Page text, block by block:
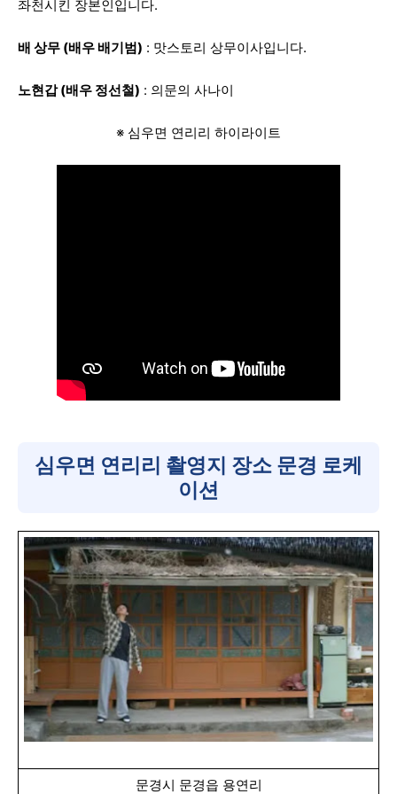
좌천시킨 장본인입니다.
배 상무 (배우 배기범) : 맛스토리 상무이사입니다.
노현갑 (배우 정선철) : 의문의 사나이
※ 심우면 연리리 하이라이트
심우면 연리리 촬영지 장소 문경 로케
이션
문경시 문경읍 용연리